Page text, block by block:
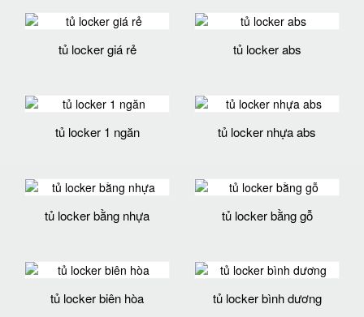
tủ locker giá rẻ tủ locker abs
tủ locker 1 ngăn tủ locker nhựa abs
tủ locker bằng nhựa tủ locker bằng gỗ
tủ locker biên hòa tủ locker bình dương